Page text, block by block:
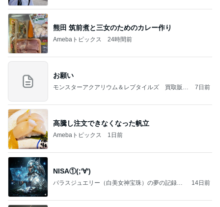
熊田 筑前煮と三女のためのカレー作り
Amebaトピックス 24時間前
お願い
モンスターアクアリウム＆レプタイルズ 買取販売
7日前
高騰し注文できなくなった帆立
Amebaトピックス 1日前
NISA①(;'∀')
パラスジュエリー（白美女神宝珠）の夢の記録
14日前